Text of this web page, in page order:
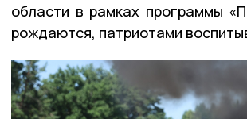
области в рамках программы
рождаются, патриотами